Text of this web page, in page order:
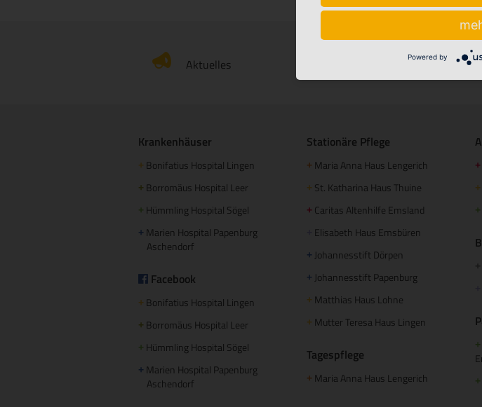
Aktuelles Stellenmarkt
Krankenhäuser
+ Bonifatius Hospital Lingen
+ Borromäus Hospital Leer
+ Hümmling Hospital Sögel
+ Marien Hospital Papenburg
Aschendorf
Facebook
+ Bonifatius Hospital Lingen
+ Borromäus Hospital Leer
+ Hümmling Hospital Sögel
+ Marien Hospital Papenburg
Aschendorf
Stationäre Pflege
+ Maria Anna Haus Lengerich
+ St. Katharina Haus Thuine
+ Caritas Altenhilfe Emsland
Elisabeth Haus Emsbüren
+ Johannesstift Dörpen
+ Johannesstift Papenburg
+ Matthias Haus Lohne
+ Mutter Teresa Haus Lingen
Tagespflege
+ Maria Anna Haus Lengerich
+
+
+
+
+
Powered by